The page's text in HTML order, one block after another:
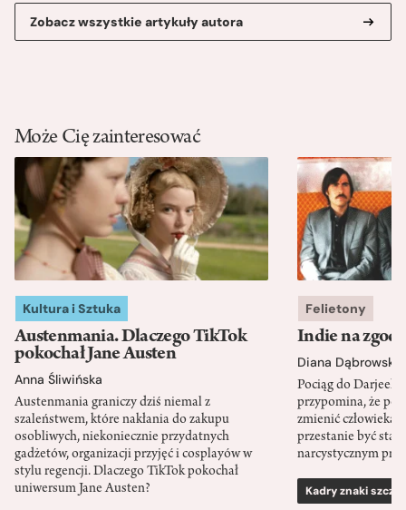
Zobacz wszystkie artykuły autora
Może Cię zainteresować
Kultura i Sztuka
Austenmania. Dlaczego TikTok
pokochał Jane Austen
Anna Śliwińska
Austenmania graniczy dziś niemal z
szaleństwem, które nakłania do zakupu
osobliwych, niekoniecznie przydatnych
gadżetów, organizacji przyjęć i cosplayów w
stylu regencji. Dlaczego TikTok pokochał
uniwersum Jane Austen?
Felietony
Indie na
Diana Dąbrowska
Pociąg do
przypomina, że
zmienić człowieka
przestanie być
narcystycznym
Kadry znaki